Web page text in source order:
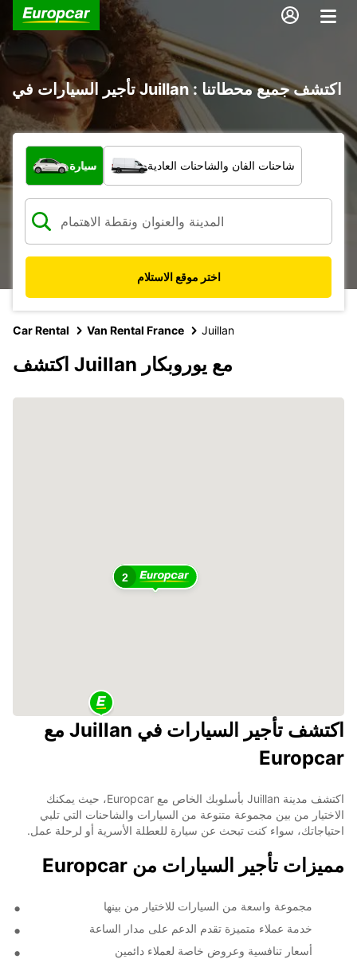
تأجير السيارات في Juillan : اكتشف جميع محطاتنا
ما نوع المركبة؟
سيارة شاحنات الفان والشاحنات العادية
اختر موقع الاستلام
Car Rental Van Rental France Juillan
اكتشف Juillan مع يوروبكار
2
اكتشف تأجير السيارات في Juillan مع
Europcar
اكتشف مدينة Juillan بأسلوبك الخاص مع Europcar، حيث يمكنك
الاختيار من بين مجموعة متنوعة من السيارات والشاحنات التي تلبي
احتياجاتك، سواء كنت تبحث عن سيارة للعطلة الأسرية أو لرحلة عمل.
مميزات تأجير السيارات من Europcar
مجموعة واسعة من السيارات للاختيار من بينها
خدمة عملاء متميزة تقدم الدعم على مدار الساعة
أسعار تنافسية وعروض خاصة لعملاء دائمين